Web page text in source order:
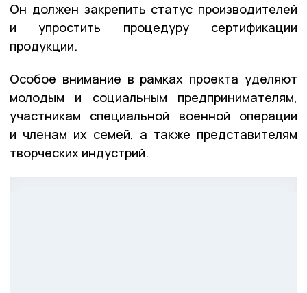
Он должен закрепить статус производителей
и упростить процедуру сертификации
продукции.
Особое внимание в рамках проекта уделяют
молодым и социальным предпринимателям,
участникам специальной военной операции
и членам их семей, а также представителям
творческих индустрий.